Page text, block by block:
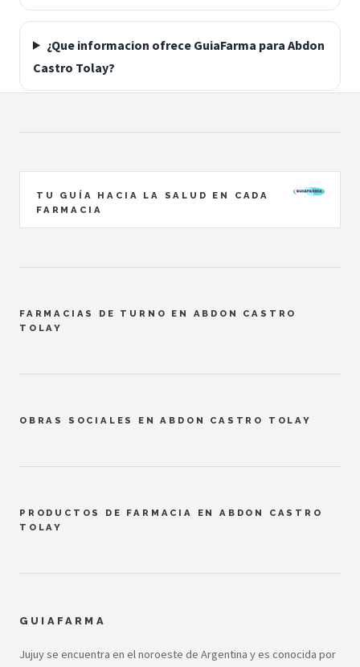
¿Que informacion ofrece GuiaFarma para Abdon
Castro Tolay?
TU GUÍA HACIA LA SALUD EN CADA
FARMACIA
FARMACIAS DE TURNO EN ABDON CASTRO
TOLAY
OBRAS SOCIALES EN ABDON CASTRO TOLAY
PRODUCTOS DE FARMACIA EN ABDON CASTRO
TOLAY
GUIAFARMA
Jujuy se encuentra en el noroeste de Argentina y es conocida por